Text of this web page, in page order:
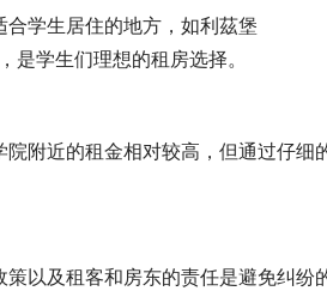
学生居住的地方，如利茲堡
是学生们理想的租房选择。
附近的租金相对较高，但通过仔细
以及租客和房东的责任是避免纠纷